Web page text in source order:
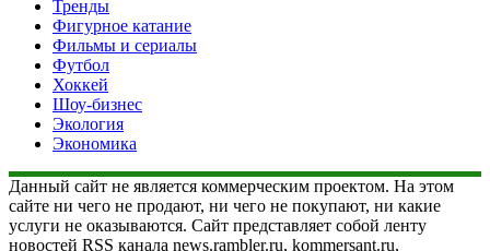
Тренды
Фигурное катание
Фильмы и сериалы
Футбол
Хоккей
Шоу-бизнес
Экология
Экономика
Данный сайт не является коммерческим проектом. На этом
сайте ни чего не продают, ни чего не покупают, ни какие
услуги не оказываются. Сайт представляет собой ленту
новостей RSS канала news.rambler.ru, kommersant.ru,